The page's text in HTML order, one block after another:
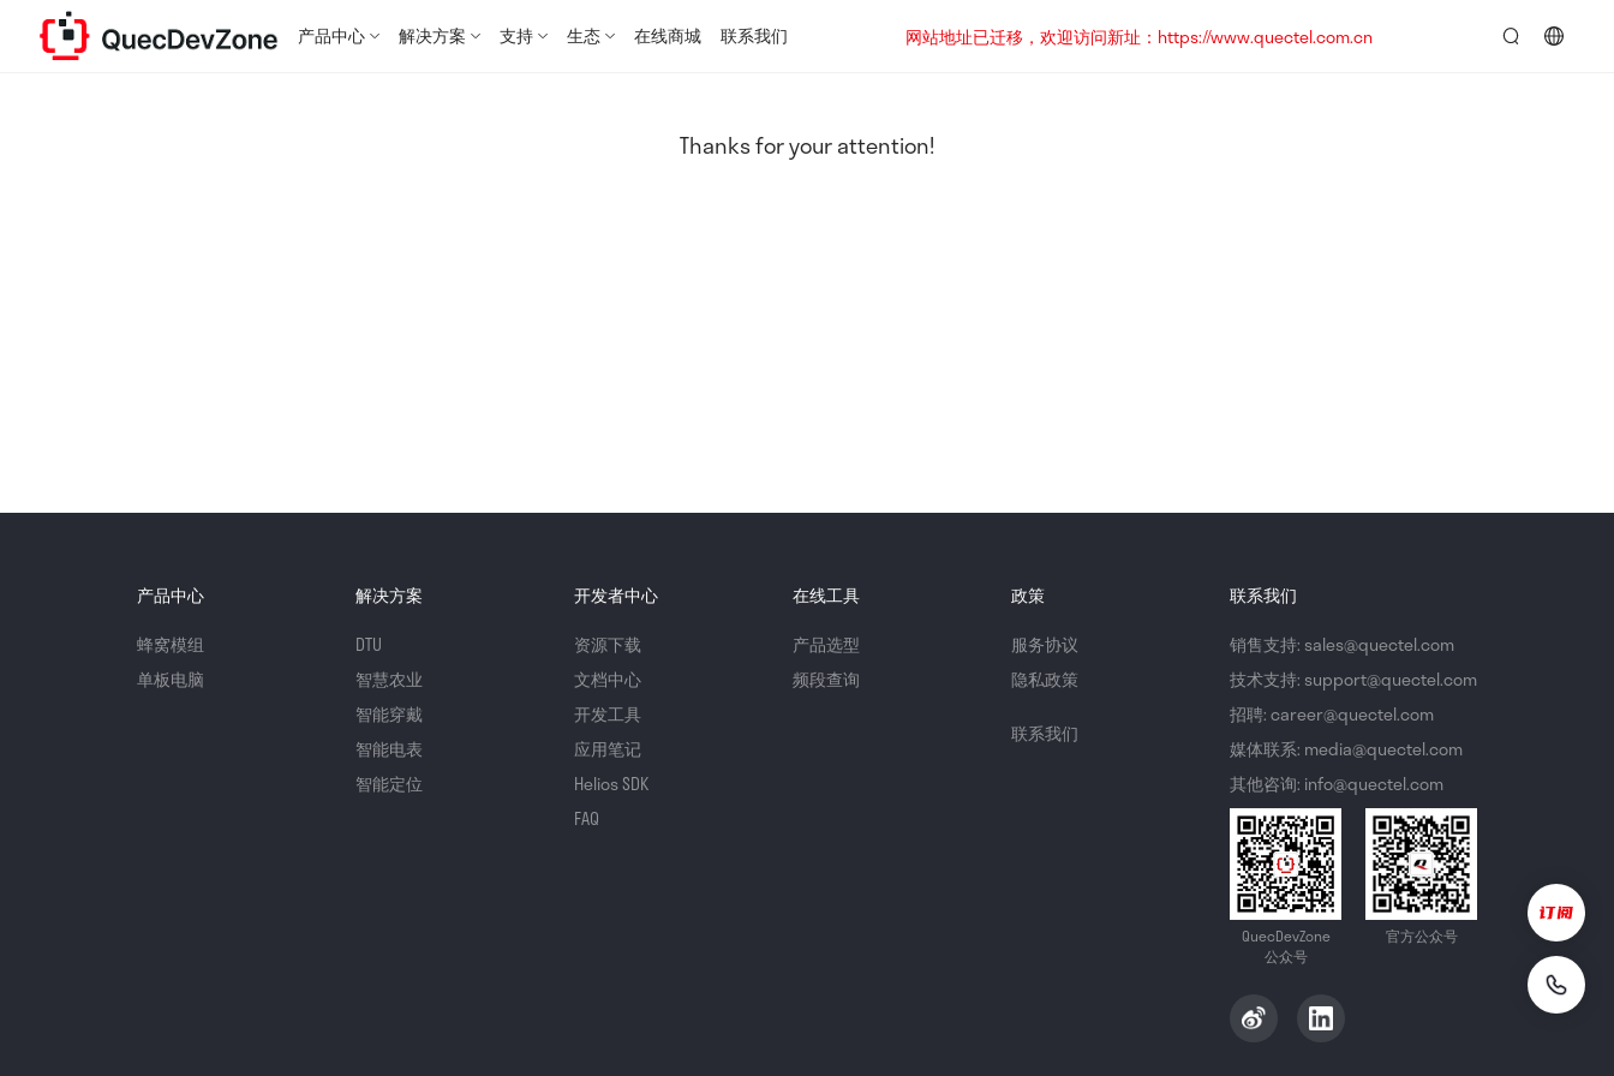
产品中心 解决方案 支持 生态 在线商城 联系我们
网站地址已迁移，欢迎访问新址：https://www.quectel.com.cn
Thanks for your attention!
产品中心
蜂窝模组
单板电脑
解决方案
DTU
智慧农业
智能穿戴
智能电表
智能定位
开发者中心
资源下载
文档中心
开发工具
应用笔记
Helios SDK
FAQ
在线工具
产品选型
频段查询
政策
服务协议
隐私政策
联系我们
联系我们
销售支持: sales@quectel.com
技术支持: support@quectel.com
招聘: career@quectel.com
媒体联系: media@quectel.com
其他咨询: info@quectel.com
QuecDevZone
公众号
官方公众号